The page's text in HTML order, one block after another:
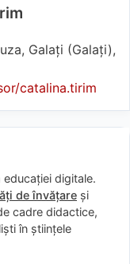
Galați (Galaţi),
catalina.tirim
digitale.
de învățare și
cadre didactice,
în științele